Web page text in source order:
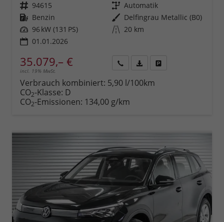
Fahrzeugnr. 94615 Getriebe Automatik
Kraftstoff Benzin Außenfarbe Delfingrau Metallic (B0)
Leistung 96 kW (131 PS) Kilometerstand 20 km
01.01.2026
35.079,– €
incl. 19% MwSt.
anfordern
Datei,
Verbrauch kombiniert: 5,90 l/100km
CO2-Klasse: D
CO2-Emissionen: 134,00 g/km